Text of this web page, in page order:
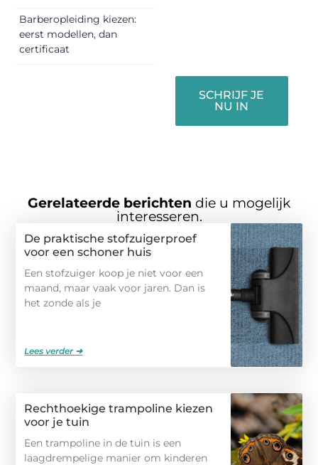
Barberopleiding kiezen:
eerst modellen, dan
certificaat
SCHRIJF JE
NU IN
Gerelateerde berichten die u mogelijk
interesseren.
De praktische stofzuigerproef
voor een schoner huis
Een stofzuiger koop je niet voor een
maand, maar vaak voor jaren. Dan is
het zonde als je
Lees verder ➜
Rechthoekige trampoline kiezen
voor je tuin
Een trampoline in de tuin is een
laagdrempelige manier om kinderen